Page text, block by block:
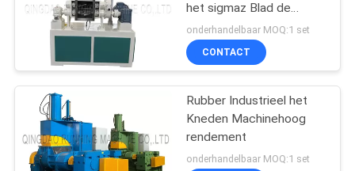
het sigmaz Blad de
Knedermixer
onderhandelbaar MOQ:1 set
CONTACT
Rubber Industrieel het
Kneden Machinehoog
rendement
onderhandelbaar MOQ:1 set